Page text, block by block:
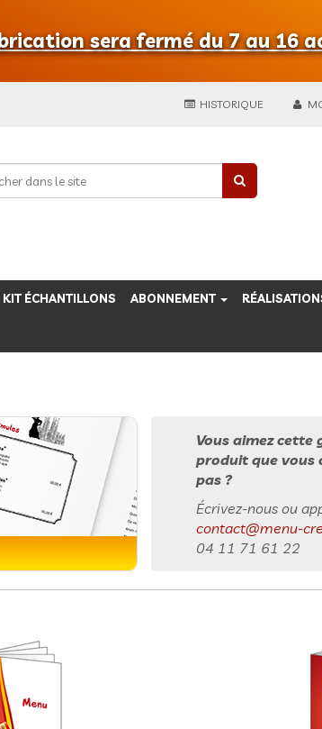
sera fermé du 7 au 16
HISTORIQUE
KIT ÉCHANTILLONS ABONNEMENT
Vous aimez cette
produit que vous
pas ?
Écrivez-nous ou
contact@menu-
04 11 71 61 22